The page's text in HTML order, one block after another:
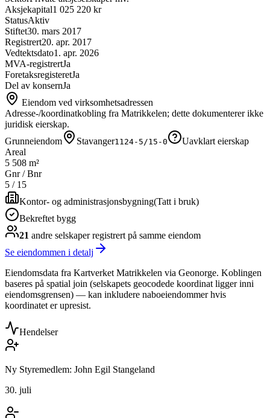
Aksjekapital1 025 220 kr
StatusAktiv
Stiftet30. mars 2017
Registrert20. apr. 2017
Vedtektsdato1. apr. 2026
MVA-registrertJa
ForetaksregisteretJa
Del av konsernJa
Eiendom ved virksomhetsadressen
Adresse-/koordinatkobling fra Matrikkelen; dette dokumenterer ikke
juridisk eierskap.
Grunneiendom
Stavanger1124-5/15-0
Uavklart eierskap
Areal
5 508 m²
Gnr / Bnr
5 / 15
Kontor- og administrasjonsbygning(Tatt i bruk)
Bekreftet bygg
21 andre selskaperregistrert på samme eiendom
Se eiendommen i detalj
Eiendomsdata fra Kartverket Matrikkelen via Geonorge. Koblingen
baseres på spatial join (selskapets geocodede koordinat ligger inni
eiendomsgrensen) — kan inkludere naboeiendommer hvis
koordinatet er upresist.
Hendelser
Ny Styremedlem: John Egil Stangeland
30. juli